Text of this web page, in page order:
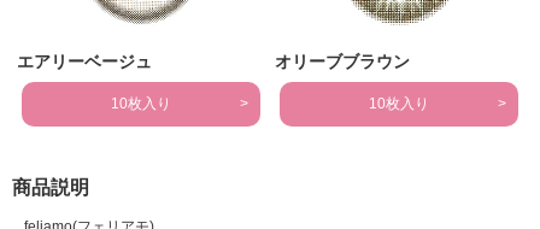
エアリーベージュ
10枚入り
オリーブブラウン
10枚入り
商品説明